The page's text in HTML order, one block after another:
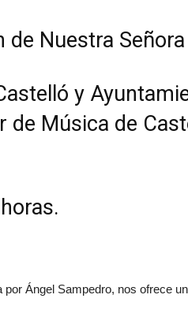
Nuestra
y
Música de
Ángel Sampedro, nos ofrece